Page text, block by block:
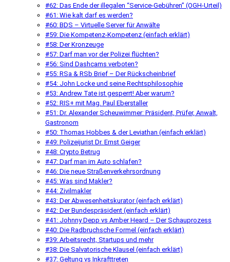
#62: Das Ende der illegalen “Service-Gebühren” (OGH-Urteil)
#61: Wie kalt darf es werden?
#60: BDS – Virtuelle Server für Anwälte
#59: Die Kompetenz-Kompetenz (einfach erklärt)
#58: Der Kronzeuge
#57: Darf man vor der Polizei flüchten?
#56: Sind Dashcams verboten?
#55: RSa & RSb Brief – Der Rückscheinbrief
#54: John Locke und seine Rechtsphilosophie
#53: Andrew Tate ist gesperrt! Aber warum?
#52: RIS+ mit Mag. Paul Eberstaller
#51: Dr. Alexander Scheuwimmer: Präsident, Prüfer, Anwalt,
Gastronom
#50: Thomas Hobbes & der Leviathan (einfach erklärt)
#49: Polizeijurist Dr. Ernst Geiger
#48: Crypto Betrug
#47: Darf man im Auto schlafen?
#46: Die neue Straßenverkehrsordnung
#45: Was sind Makler?
#44: Zivilmakler
#43: Der Abwesenheitskurator (einfach erklärt)
#42: Der Bundespräsident (einfach erklärt)
#41: Johnny Depp vs Amber Heard – Der Schauprozess
#40: Die Radbruchsche Formel (einfach erklärt)
#39: Arbeitsrecht, Startups und mehr
#38: Die Salvatorische Klausel (einfach erklärt)
#37: Geltung vs Inkrafttreten